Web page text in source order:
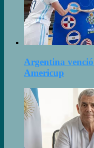
Argentina
Americup